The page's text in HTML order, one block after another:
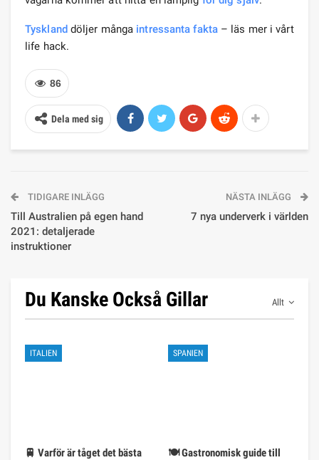
Tysklanddöljer många intressanta fakta– läs mer i vårt
life hack.
86
Dela med sig
TIDIGARE INLÄGG
Till Australien på egen hand
2021: detaljerade
instruktioner
NÄSTA INLÄGG
7 nya underverk i världen
Allt
Du Kanske Också Gillar
ITALIEN
🚆 Varför är tåget det bästa
SPANIEN
🍽️ Gastronomisk guide till